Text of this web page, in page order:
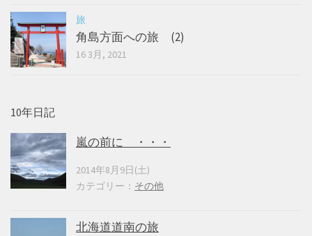
旅
角島方面への旅 (2)
16 3月, 2021
10年日記
嵐の前に ・・・
2014年8月9日(土)
カテゴリー： その他
北海道道南の旅